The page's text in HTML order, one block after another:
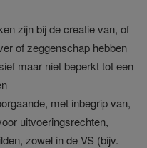
zijn bij de creatie van, of
of zeggenschap hebben
maar niet beperkt tot een
met inbegrip van,
uitvoeringsrechten,
zowel in de VS (bijv.